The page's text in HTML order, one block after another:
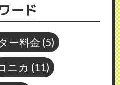
ード
ー料金 (5)
ニカ (11)